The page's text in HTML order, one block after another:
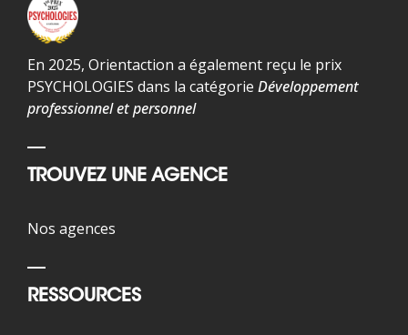
En 2025, Orientaction a également reçu le prix
PSYCHOLOGIES dans la catégorie Développement
professionnel et personnel
TROUVEZ UNE AGENCE
Nos agences
RESSOURCES